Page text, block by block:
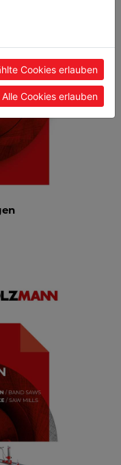
Cookies erlauben
Alle Cookies erlauben